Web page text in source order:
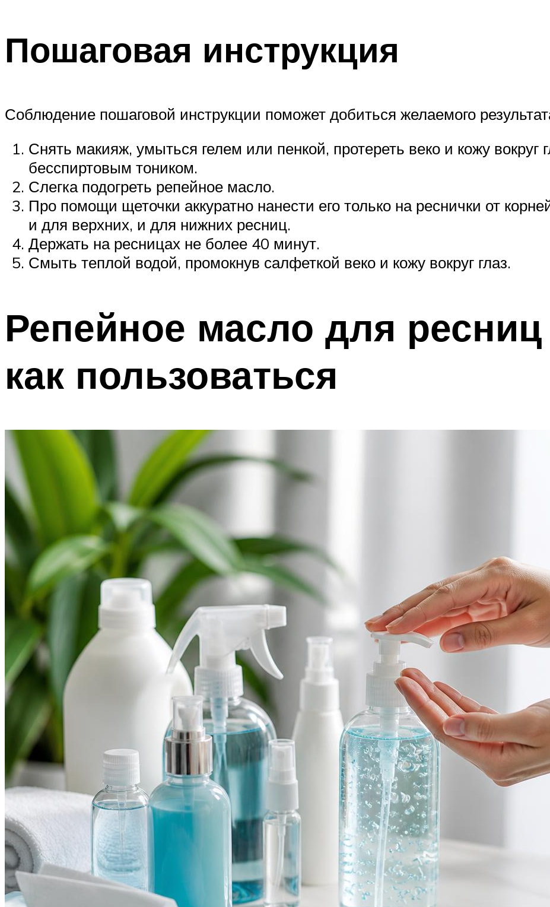
Пошаговая инструкция
Соблюдение пошаговой инструкции поможет добиться желаемого
Снять макияж, умыться гелем или пенкой, протереть веко и кожу вокруг
бесспиртовым тоником.
Слегка подогреть репейное масло.
Про помощи щеточки аккуратно нанести его только на реснички от
и для верхних, и для нижних ресниц.
Держать на ресницах не более 40 минут.
Смыть теплой водой, промокнув салфеткой веко и кожу вокруг глаз.
Репейное масло для
как пользоваться